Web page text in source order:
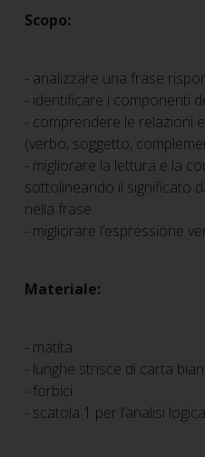
Scopo:
- analizzare una frase
- identificare i componenti
- comprendere le relazioni
(verbo, soggetto,
- migliorare la lettura e la
sottolineando il significato
nella frase
- migliorare l’espressione
Materiale:
- matita
- lunghe strisce di carta
- forbici
- scatola 1 per l’analisi